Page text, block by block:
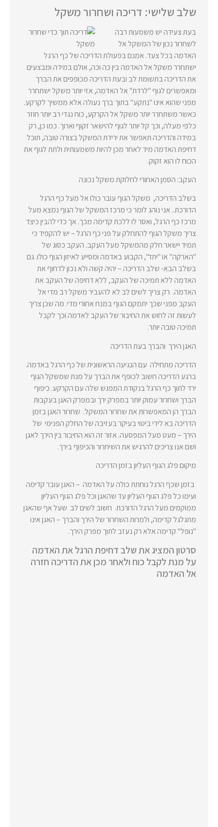
שלב שלישי: דריכה ושחרור משקל
בעת צעידה יש משמעות רבה
לשחרור נכון של המשקל אל
האדמה בכל צעד. אמנם בפעולת הדריכה של כף הרגל
ישתחרר משקל אל האדמה בין כה וכה, אולם במידה ומבצעים
את הדריכה בתשומת לב ובעת הדריכה מכופפים את הברך
ומאפשרים לגוף "לרדת" אל האדמה, אזי יותר משקל ישתחרר
מפני שהוא אינו "נתקע" בתוך ברך נעולה אלא ממשיך לקרקע.
כאשר משתחרר יותר משקל אל הקרקע, כוח נגדי רב יותר חוזר
כלפי מעלה, וכך קל יותר לגוף להישאר זקוף וארוך. כמו כן, רק
במידה והדריכה תאפשר את ירידת המשקל בצורה טובה, תוכל
דחיפת האדמה מיד לאחר מכן להיות משמעותית ולתת לגוף את
הכוח לו הוא זקוק.
העקב: הסמן האחורי לחלוקת משקל נכונה
בשלב הדריכה, משקל הגוף עובר כולו אל מעל כף הרגל
הדורכת.. אני נוהג לומר כי מרכז המשקל של הגוף נמצא מעל
מרכז כף הרגל, ואסר לו ללכת קדימה מכך. אך כדי להבין כיצד
צריך משקל הגוף להתחלק על פני כף הרגל – יש להקפיד כי
תמיד יישאר חלק מהמשקל מעל העקב. העקב כסוג של
"הארקה" או "יתד", הקבוע באדמה ומסייע לאיזון הגוף כולו. גם
בשלב הבא- שלב הדריכה – יהיה קשה ולא נכון לדחוף את
האדמה ללא תמיכה של העקב, ללא דחיפה של העקב את
האדמה. רק צריך לשים לב לא להעביר משקל רב מדי אל
העקב מפני שכך יתמקם הגוף במנח אחורי מדי. מה שכן צריך
לעשות זה לחוש את החיבור של העקב לאדמה וכך לקבל
תמיכה טובה יותר.
האגן הירך והברך בעת הדריכה
הדריכה מתחילה עם הנגיעה הראשונית של כף הרגל באדמה.
ברגע הדריכה חשוב לכופף את הברך על מנת שמשקל הגוף
ירד לתוך כף הרגל בנקודת המפגש שלה עם הקרקע. כיפוף
הברך ושחרור עמוק יותר במפרק ירך ובמפרק האגן בעקבות
הברך הן המאפשרות את שחרור המשקל. שחרור האגן בזמן
הדריכה בא לידי ביטוי בעיקר בעזיבה של החלק הפנימי של
הירך – מעט מעל המפסעה. אזור זה הוא החיבור בין הירך לאגן
ושם אנו צריכים להרגיש את השיחרור והכיפוף בירך.
מיקום פלג הגוף העליון בזמן הדריכה
בזמן שכף הרגל נוחתת כולה על האדמה – האגן עובר קדימה
ועימו כל פלג הגוף העליון עד שהאגן וכל פלג הגוף העליון
ממוקמים מעל הרגל הדורכת. חשוב לשים לב שעל אף שהאגן
מתגלגל קדימה, ולמרות השחרור של הירך והברך – האגן אינו
"נופל" קדימה אלא רק נעזב לתוך מפרק הירך.
סרטון המציג את שלב דחיפת הרגל את האדמה
על מנת לקבל כוח ולאחר מכן את הדריכה חזרה
אל האדמה